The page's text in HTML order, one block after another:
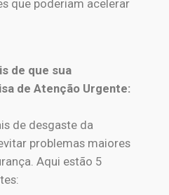
que poderiam acelerar
de que sua
de Atenção Urgente:
de desgaste da
problemas maiores
Aqui estão 5